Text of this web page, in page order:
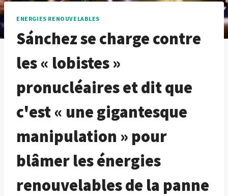
ENERGIES RENOUVELABLES
Sánchez se charge contre
les « lobistes »
pronucléaires et dit que
c'est « une gigantesque
manipulation » pour
blâmer les énergies
renouvelables de la panne